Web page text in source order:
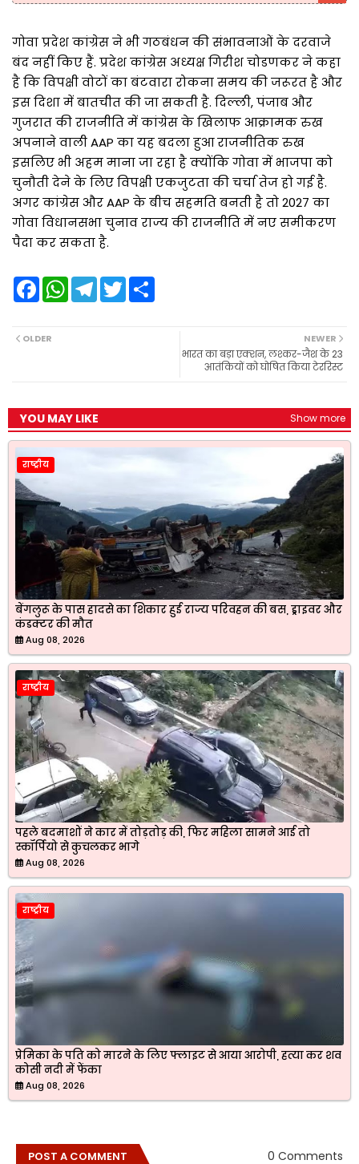
गोवा प्रदेश कांग्रेस ने भी गठबंधन की संभावनाओं के दरवाजे
बंद नहीं किए हैं. प्रदेश कांग्रेस अध्यक्ष गिरीश चोडणकर ने कहा
है कि विपक्षी वोटों का बंटवारा रोकना समय की जरूरत है और
इस दिशा में बातचीत की जा सकती है. दिल्ली, पंजाब और
गुजरात की राजनीति में कांग्रेस के खिलाफ आक्रामक रुख
अपनाने वाली AAP का यह बदला हुआ राजनीतिक रुख
इसलिए भी अहम माना जा रहा है क्योंकि गोवा में भाजपा को
चुनौती देने के लिए विपक्षी एकजुटता की चर्चा तेज हो गई है.
अगर कांग्रेस और AAP के बीच सहमति बनती है तो 2027 का
गोवा विधानसभा चुनाव राज्य की राजनीति में नए समीकरण
पैदा कर सकता है.
F
a
b
o
W
T
e
T
w
NEWER
भारत का बड़ा एक्शन, लश्कर-जैश के 23
आतंकियों को घोषित किया टेररिस्ट
OLDER
YOU MAY LIKE Show more
राष्ट्रीय
बेंगलुरू के पास हादसे का शिकार हुई राज्य परिवहन की बस, ड्राइवर और
कंडक्टर की मौत
Aug 08, 2026
राष्ट्रीय
पहले बदमाशों ने कार में तोड़तोड़ की, फिर महिला सामने आई तो
स्कॉर्पियो से कुचलकर भागे
Aug 08, 2026
राष्ट्रीय
प्रेमिका के पति को मारने के लिए फ्लाइट से आया आरोपी, हत्या कर शव
कोसी नदी में फेंका
Aug 08, 2026
POST A COMMENT 0 Comments